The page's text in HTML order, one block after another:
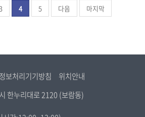
4 5 다음 마지막
보처리기기방침
위치안내
한누리대로 2120 (보람동)